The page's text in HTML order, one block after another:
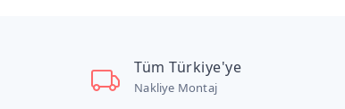
Tüm Türkiye'ye
Nakliye Montaj